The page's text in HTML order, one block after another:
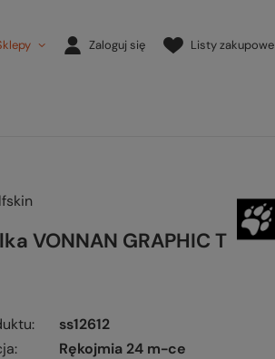
Zaloguj się Listy zakupowe
VONNAN GRAPHIC T
ss12612
Rękojmia 24 m-ce